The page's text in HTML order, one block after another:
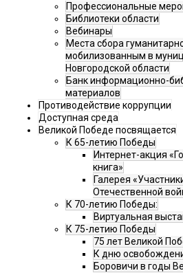
Профессиональные
Библиотеки области
Вебинары
Места сбора
мобилизованным в
Новгородской области
Банк информационно-
материалов
Противодействие коррупции
Доступная среда
Великой Победе посвящается
К 65-летию Победы
Интернет-акция
книга»
Галерея
Отечественной
К 70-летию Победы:
Виртуальная
К 75-летию Победы
75 лет Великой
К дню
Боровичи в годы